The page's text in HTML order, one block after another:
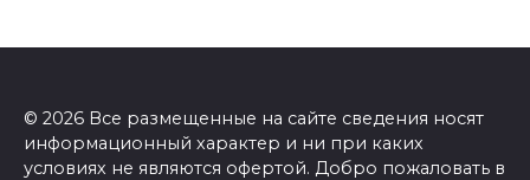
© 2026 Все размещенные на сайте сведения носят
информационный характер и ни при каких
условиях не являются офертой. Добро пожаловать в